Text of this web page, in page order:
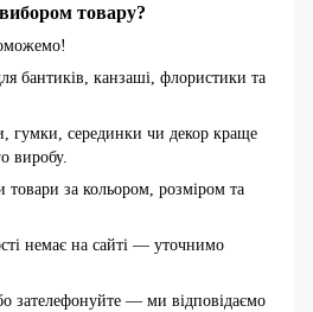
товару?
бантиків, канзаші, флористики та
гумки, серединки чи декор краще
виробу.
за кольором, розміром та
немає на сайті — уточнимо
зателефонуйте — ми відповідаємо